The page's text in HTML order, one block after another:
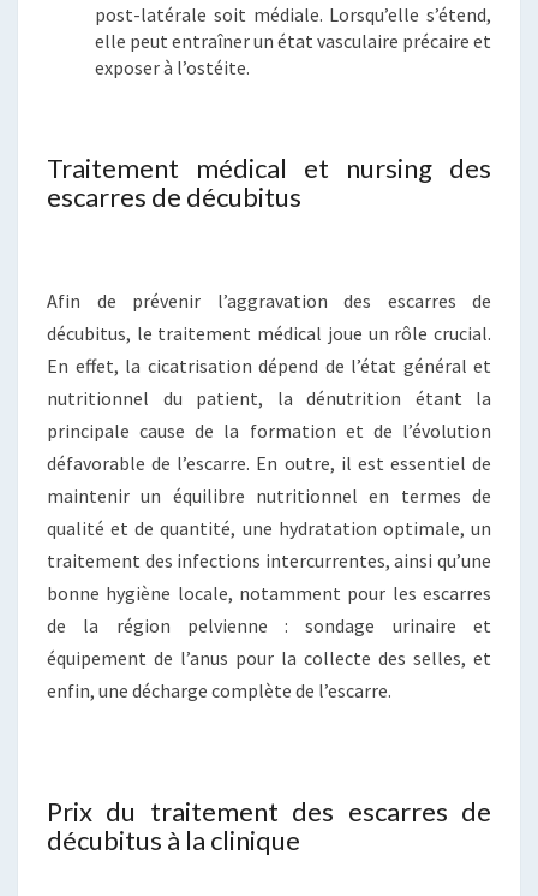
post-latérale soit médiale. Lorsqu’elle s’étend,
elle peut entraîner un état vasculaire précaire et
exposer à l’ostéite.
Traitement médical et nursing des
escarres de décubitus
Afin de prévenir l’aggravation des escarres de
décubitus, le traitement médical joue un rôle crucial.
En effet, la cicatrisation dépend de l’état général et
nutritionnel du patient, la dénutrition étant la
principale cause de la formation et de l’évolution
défavorable de l’escarre. En outre, il est essentiel de
maintenir un équilibre nutritionnel en termes de
qualité et de quantité, une hydratation optimale, un
traitement des infections intercurrentes, ainsi qu’une
bonne hygiène locale, notamment pour les escarres
de la région pelvienne : sondage urinaire et
équipement de l’anus pour la collecte des selles, et
enfin, une décharge complète de l’escarre.
Prix du traitement des escarres de
décubitus à la clinique